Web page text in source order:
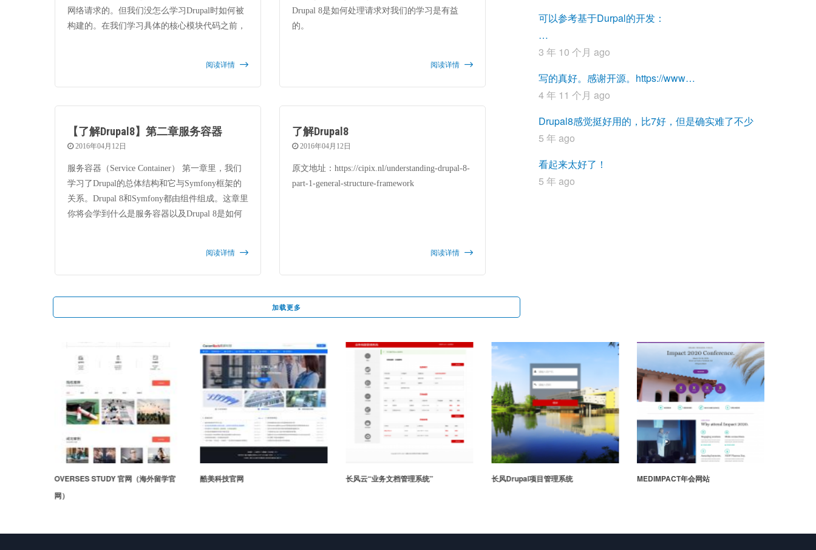
网络请求的。但我们没怎么学习Drupal时如何被
构建的。在我们学习具体的核心模块代码之前，
阅读详情
Drupal 8是如何处理请求对我们的学习是有益
的。
阅读详情
【了解Drupal8】第二章服务容器
2016年04月12日
服务容器（Service Container） 第一章里，我们
学习了Drupal的总体结构和它与Symfony框架的
关系。Drupal 8和Symfony都由组件组成。这章里
你将会学到什么是服务容器以及Drupal 8是如何
阅读详情
了解Drupal8
2016年04月12日
原文地址：https://cipix.nl/understanding-drupal-8-
part-1-general-structure-framework
阅读详情
加载更多
可以参考基于Durpal的开发：
…
3 年 10 个月 ago
写的真好。感谢开源。https://www…
4 年 11 个月 ago
Drupal8感觉挺好用的，比7好，但是确实难了不少
5 年 ago
看起来太好了！
5 年 ago
OVERSES STUDY 官网（海外留学官
网）
酷美科技官网 长风云“业务文档管理系统” 长风Drupal项目管理系统 MEDIMPACT年会网站